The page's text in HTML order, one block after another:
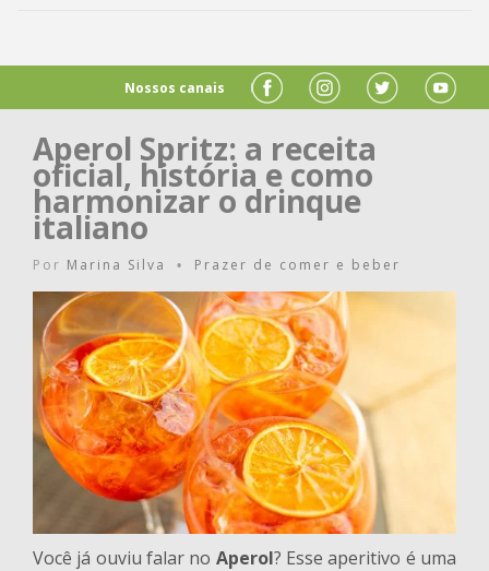
Nossos canais
Aperol Spritz: a receita
oficial, história e como
harmonizar o drinque
italiano
Por Marina Silva • Prazer de comer e beber
Você já ouviu falar no Aperol? Esse aperitivo é uma